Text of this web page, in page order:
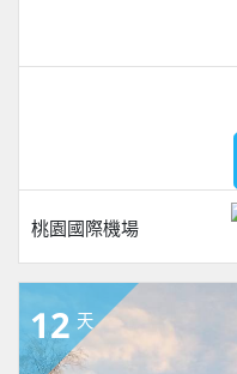
桃園國際機場
12 天